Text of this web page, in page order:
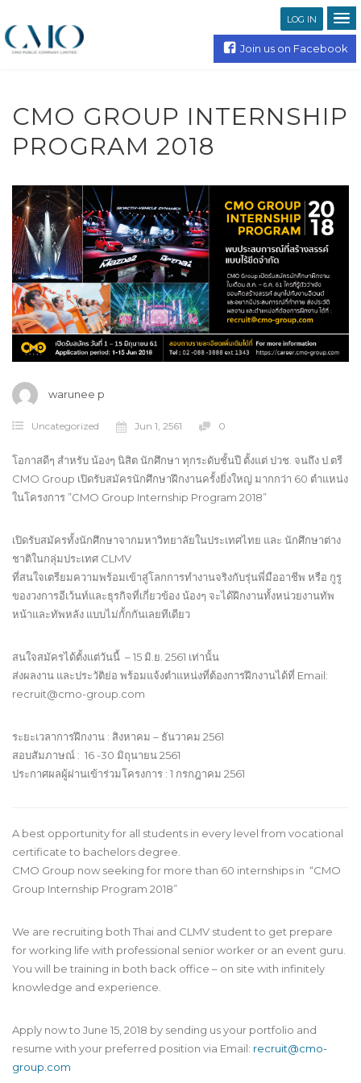
LOG IN
Join us on Facebook
CMO GROUP INTERNSHIP
PROGRAM 2018
warunee p
Uncategorized Jun 1, 2561 0
โอกาสดีๆ สำหรับ น้องๆ นิสิต นักศึกษา ทุกระดับชั้นปี ตั้งแต่ ปวช. จนถึง ป.ตรี
CMO Group เปิดรับสมัครนักศึกษาฝึกงานครั้งยิ่งใหญ่ มากกว่า 60 ตำแหน่ง
ในโครงการ ”CMO Group Internship Program 2018”
เปิดรับสมัครทั้งนักศึกษาจากมหาวิทยาลัยในประเทศไทย และ นักศึกษาต่าง
ชาติในกลุ่มประเทศ CLMV
ที่สนใจเตรียมความพร้อมเข้าสู่โลกการทำงานจริงกับรุ่นพี่มืออาชีพ หรือ กูรู
ของวงการอีเว้นท์และธุรกิจที่เกี่ยวข้อง น้องๆ จะได้ฝึกงานทั้งหน่วยงานทัพ
หน้าและทัพหลัง แบบไม่กั้กกันเลยทีเดียว
สนใจสมัครได้ตั้งแต่วันนี้ – 15 มิ.ย. 2561 เท่านั้น
ส่งผลงาน และประวัติย่อ พร้อมแจ้งตำแหน่งที่ต้องการฝึกงานได้ที่ Email:
recruit@cmo-group.com
ระยะเวลาการฝึกงาน : สิงหาคม – ธันวาคม 2561
สอบสัมภาษณ์ : 16 -30 มิถุนายน 2561
ประกาศผลผู้ผ่านเข้าร่วมโครงการ : 1 กรกฎาคม 2561
A best opportunity for all students in every level from vocational
certificate to bachelors degree.
CMO Group now seeking for more than 60 internships in “CMO
Group Internship Program 2018”
We are recruiting both Thai and CLMV student to get prepare
for working life with professional senior worker or an event guru.
You will be training in both back office – on site with infinitely
knowledge and experience.
Apply now to June 15, 2018 by sending us your portfolio and
resume with your preferred position via Email: recruit@cmo-
group.com